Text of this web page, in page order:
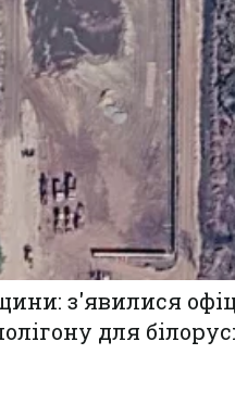
з'явилися
для